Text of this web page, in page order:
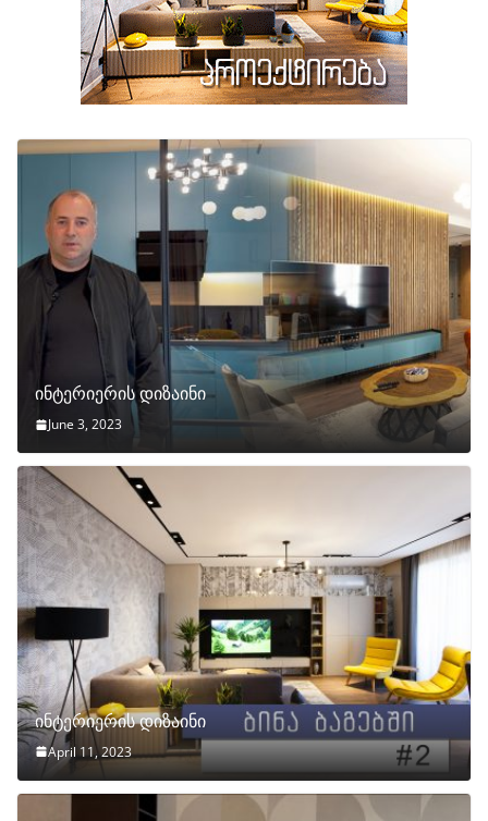
ინტერიერის დიზაინი
June 3, 2023
ინტერიერის დიზაინი
April 11, 2023